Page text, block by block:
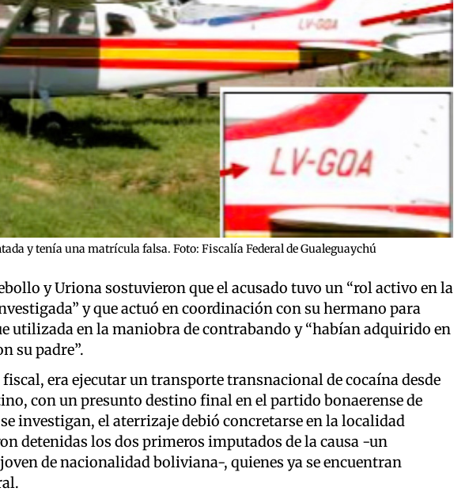
y tenía una matrícula falsa. Foto: Fiscalía Federal de Gualeguaychú
y Uriona sostuvieron que el acusado tuvo un “rol activo en la
y que actuó en coordinación con su hermano para
utilizada en la maniobra de contrabando y “habían adquirido en
su padre”.
era ejecutar un transporte transnacional de cocaína desde
con un presunto destino final en el partido bonaerense de
investigan, el aterrizaje debió concretarse en la localidad
detenidas los dos primeros imputados de la causa -un
de nacionalidad boliviana-, quienes ya se encuentran